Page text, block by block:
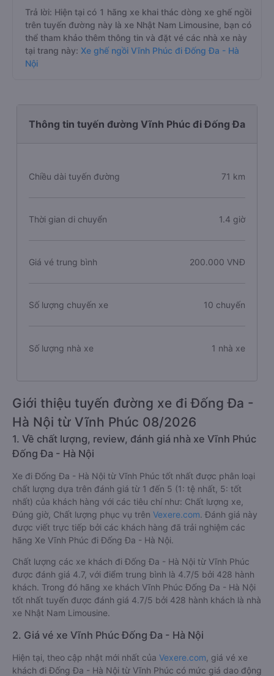
Trả lời: Hiện tại có 1 hãng xe khai thác dòng xe ghế ngồi
trên tuyến đường này là xe Nhật Nam Limousine, bạn có
thể tham khảo thêm thông tin và đặt vé các nhà xe này
tại trang này: Xe ghế ngồi Vĩnh Phúc đi Đống Đa - Hà
Nội
Thông tin tuyến đường Vĩnh Phúc đi Đống Đa
Chiều dài tuyến đường 71 km
Thời gian di chuyển 1.4 giờ
Giá vé trung bình 200.000 VNĐ
Số lượng chuyến xe 10 chuyến
Số lượng nhà xe 1 nhà xe
Giới thiệu tuyến đường xe đi Đống Đa -
Hà Nội từ Vĩnh Phúc 08/2026
1. Về chất lượng, review, đánh giá nhà xe Vĩnh Phúc
Đống Đa - Hà Nội
Xe đi Đống Đa - Hà Nội từ Vĩnh Phúc tốt nhất được phân loại
chất lượng dựa trên đánh giá từ 1 đến 5 (1: tệ nhất, 5: tốt
nhất) của khách hàng với các tiêu chí như: Chất lượng xe,
Đúng giờ, Chất lượng phục vụ trên Vexere.com. Đánh giá này
được viết trực tiếp bởi các khách hàng đã trải nghiệm các
hãng Xe Vĩnh Phúc đi Đống Đa - Hà Nội.
Chất lượng các xe khách đi Đống Đa - Hà Nội từ Vĩnh Phúc
được đánh giá 4.7, với điểm trung bình là 4.7/5 bởi 428 hành
khách. Trong đó hãng xe khách Vĩnh Phúc Đống Đa - Hà Nội
tốt nhất tuyến được đánh giá 4.7/5 bởi 428 hành khách là nhà
xe Nhật Nam Limousine.
2. Giá vé xe Vĩnh Phúc Đống Đa - Hà Nội
Hiện tại, theo cập nhật mới nhất của Vexere.com , giá vé xe
khách đi Đống Đa - Hà Nội từ Vĩnh Phúc có mức giá dao động